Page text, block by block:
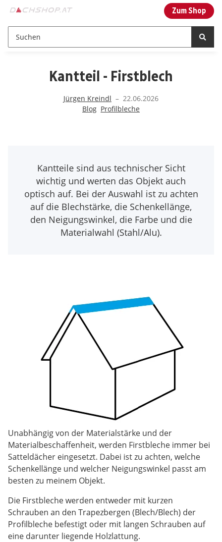
Zum Shop
Kantteil - Firstblech
Jürgen Kreindl – 22.06.2026
Blog Profilbleche
Kantteile sind aus technischer Sicht
wichtig und werten das Objekt auch
optisch auf. Bei der Auswahl ist zu achten
auf die Blechstärke, die Schenkellänge,
den Neigungswinkel, die Farbe und die
Materialwahl (Stahl/Alu).
Unabhängig von der Materialstärke und der
Materialbeschaffenheit, werden Firstbleche immer bei
Satteldächer eingesetzt. Dabei ist zu achten, welche
Schenkellänge und welcher Neigungswinkel passt am
besten zu meinem Objekt.
Die Firstbleche werden entweder mit kurzen
Schrauben an den Trapezbergen (Blech/Blech) der
Profilbleche befestigt oder mit langen Schrauben auf
eine darunter liegende Holzlattung.